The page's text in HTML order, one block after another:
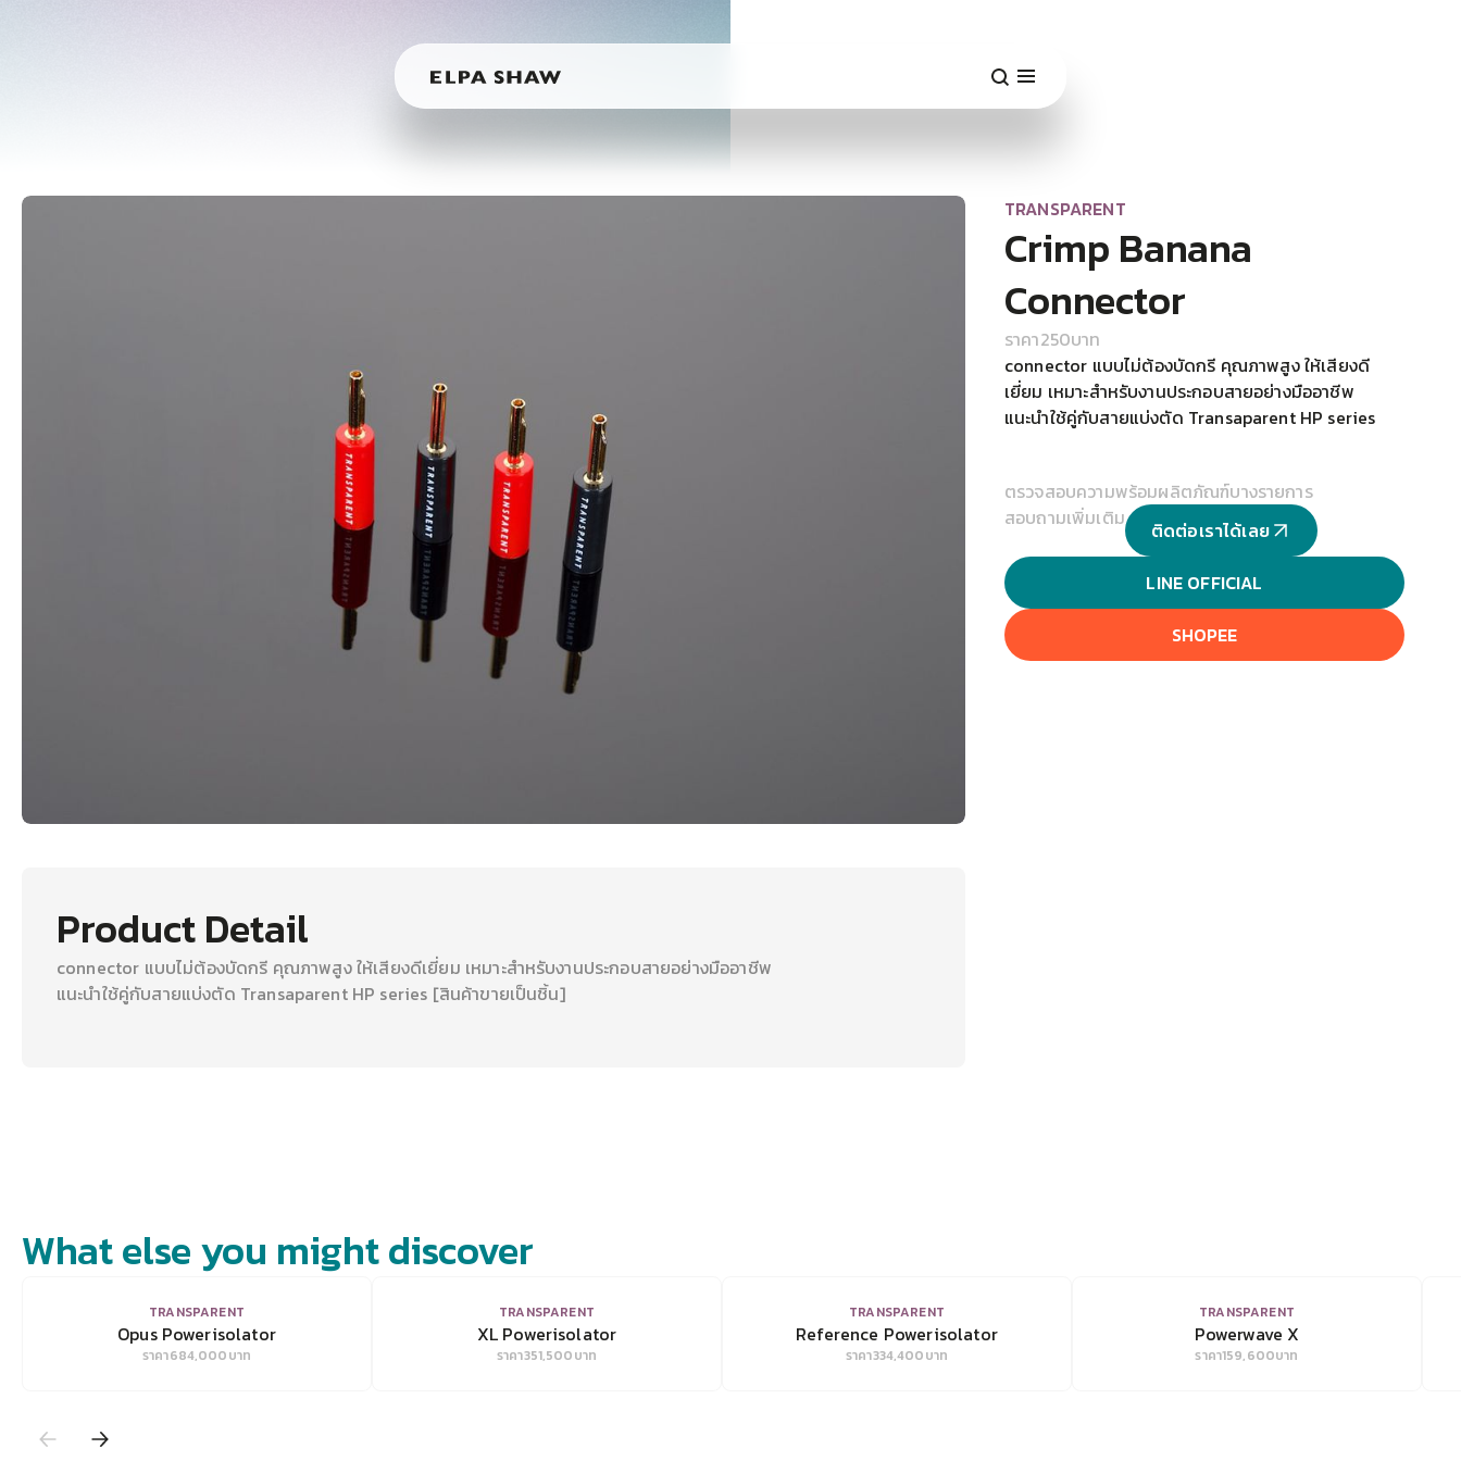
Product Detail
connector แบบไม่ต้องบัดกรี คุณภาพสูง ให้เสียงดีเยี่ยม เหมาะสำหรับงานประกอบสายอย่างมืออาชีพ
แนะนำใช้คู่กับสายแบ่งตัด Transaparent HP series [สินค้าขายเป็นชิ้น]
TRANSPARENT
Crimp Banana
Connector
ราคา250บาท
connector แบบไม่ต้องบัดกรี คุณภาพสูง ให้เสียงดี
เยี่ยม เหมาะสำหรับงานประกอบสายอย่างมืออาชีพ
แนะนำใช้คู่กับสายแบ่งตัด Transaparent HP series
ตรวจสอบความพร้อมผลิตภัณฑ์บางรายการ
สอบถามเพิ่มเติม
ติดต่อเราได้เลย
LINE OFFICIAL
SHOPEE
What else you might discover
VIEW
TRANSPARENT
Opus Powerisolator
ราคา684,000บาท
VIEW
TRANSPARENT
XL Powerisolator
ราคา351,500บาท
VIEW
TRANSPARENT
Reference Powerisolator
ราคา334,400บาท
VIEW
TRANSPARENT
Powerwave X
ราคา159,600บาท